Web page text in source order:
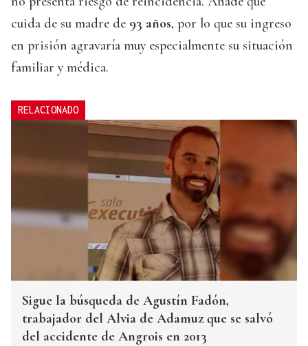
cuida de su madre de 93 años, por lo que su ingreso
en prisión agravaría muy especialmente su situación
familiar y médica.
RELACIONADO
Sigue la búsqueda de Agustín Fadón,
trabajador del Alvia de Adamuz que se salvó
del accidente de Angrois en 2013